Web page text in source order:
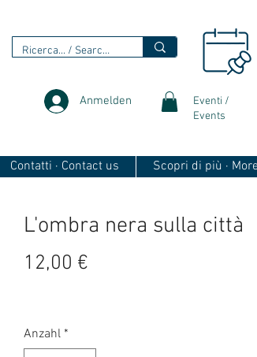
Anmelden
Eventi /
Events
Contatti · Contact us Scopri di più · More
L'ombra nera sulla città
12,00 €
Anzahl *